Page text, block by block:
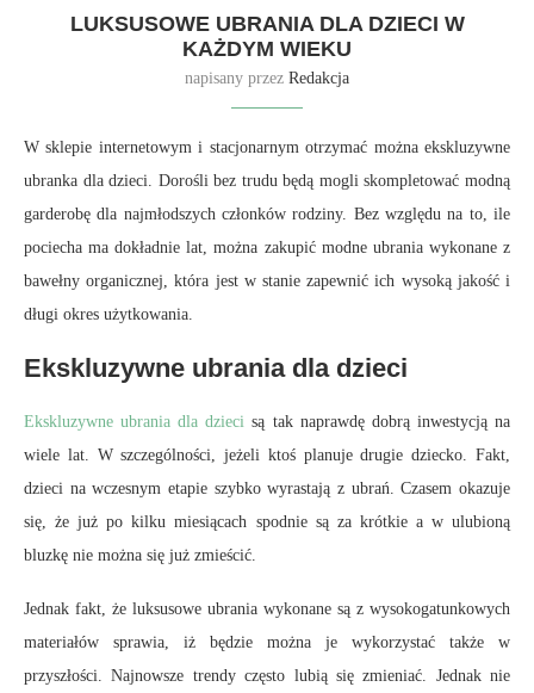
LUKSUSOWE UBRANIA DLA DZIECI W
KAŻDYM WIEKU
napisany przez Redakcja
W sklepie internetowym i stacjonarnym otrzymać można ekskluzywne
ubranka dla dzieci. Dorośli bez trudu będą mogli skompletować modną
garderobę dla najmłodszych członków rodziny. Bez względu na to, ile
pociecha ma dokładnie lat, można zakupić modne ubrania wykonane z
bawełny organicznej, która jest w stanie zapewnić ich wysoką jakość i
długi okres użytkowania.
Ekskluzywne ubrania dla dzieci
Ekskluzywne ubrania dla dzieci są tak naprawdę dobrą inwestycją na
wiele lat. W szczególności, jeżeli ktoś planuje drugie dziecko. Fakt,
dzieci na wczesnym etapie szybko wyrastają z ubrań. Czasem okazuje
się, że już po kilku miesiącach spodnie są za krótkie a w ulubioną
bluzkę nie można się już zmieścić.
Jednak fakt, że luksusowe ubrania wykonane są z wysokogatunkowych
materiałów sprawia, iż będzie można je wykorzystać także w
przyszłości. Najnowsze trendy często lubią się zmieniać. Jednak nie